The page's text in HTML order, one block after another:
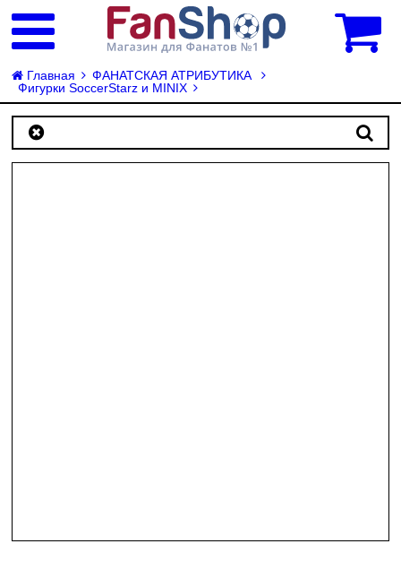
Главная
ФАНАТСКАЯ АТРИБУТИКА
Фигурки SoccerStarz и MINIX